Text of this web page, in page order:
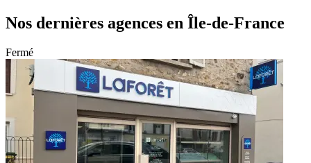
Nos dernières agences en Île-de-France
Fermé